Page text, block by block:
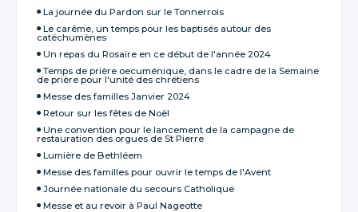
La journée du Pardon sur le Tonnerrois
Le carême, un temps pour les baptisés autour des
catéchumènes
Un repas du Rosaire en ce début de l'année 2024
Temps de prière oecuménique, dans le cadre de la Semaine
de prière pour l'unité des chrétiens
Messe des familles Janvier 2024
Retour sur les fêtes de Noël
Une convention pour le lancement de la campagne de
restauration des orgues de St Pierre
Lumière de Bethléem
Messe des familles pour ouvrir le temps de l'Avent
Journée nationale du secours Catholique
Messe et au revoir à Paul Nageotte